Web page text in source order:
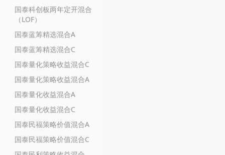
国泰科创板两年定开混合
（LOF）
国泰蓝筹精选混合A
国泰蓝筹精选混合C
国泰量化策略收益混合C
国泰量化策略收益混合A
国泰量化收益混合A
国泰量化收益混合C
国泰民福策略价值混合A
国泰民福策略价值混合C